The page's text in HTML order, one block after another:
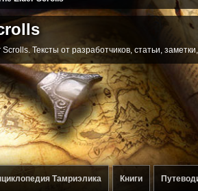
Тамриэлика Книги
Тексты от разработчиков, статьи,